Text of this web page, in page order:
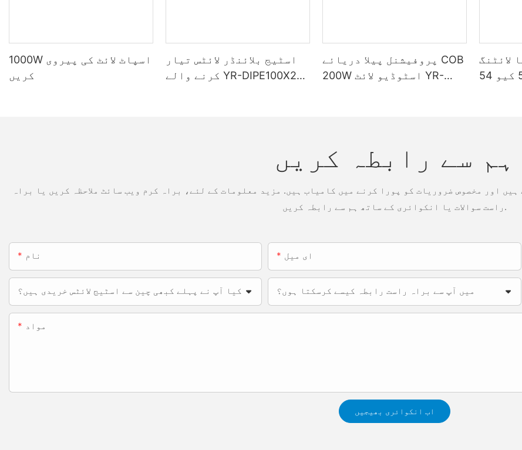
1000W اسپاٹ لائٹ کی پیروی
کریں
اسٹیج بلائنڈر لائٹس تیار
کرنے والے YR-DIPE100X2
پروفیشنل پیلا دریائے COB
200W اسٹوڈیو لائٹ YR-
لائٹنگ
یار-این 54 کیو 54pcs 4in1
ہم سے رابطہ کریں
اور مخصوص ضروریات کو پورا کرنے میں کامیاب ہیں. مزید معلومات کے لئے، براہ کرم ویب سائٹ ملاحظہ کریں یا براہ
راست سوالات یا انکوائری کے ساتھ ہم سے رابطہ کریں.
نام ای میل
کیا آپ نے پہلے کبھی چین سے اسٹیج لائٹس خریدی ہیں؟ میں آپ سے براہ راست رابطہ کیسے کرسکتا ہوں؟
مواد
اب انکوائری بھیجیں